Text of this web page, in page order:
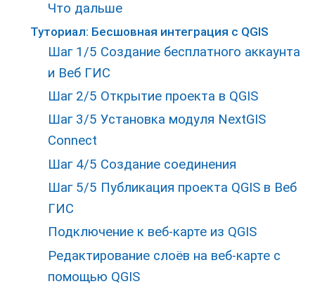
Что дальше
Туториал: Бесшовная интеграция с QGIS
Шаг 1/5 Создание бесплатного аккаунта
и Веб ГИС
Шаг 2/5 Открытие проекта в QGIS
Шаг 3/5 Установка модуля NextGIS
Connect
Шаг 4/5 Создание соединения
Шаг 5/5 Публикация проекта QGIS в Веб
ГИС
Подключение к веб-карте из QGIS
Редактирование слоёв на веб-карте с
помощью QGIS